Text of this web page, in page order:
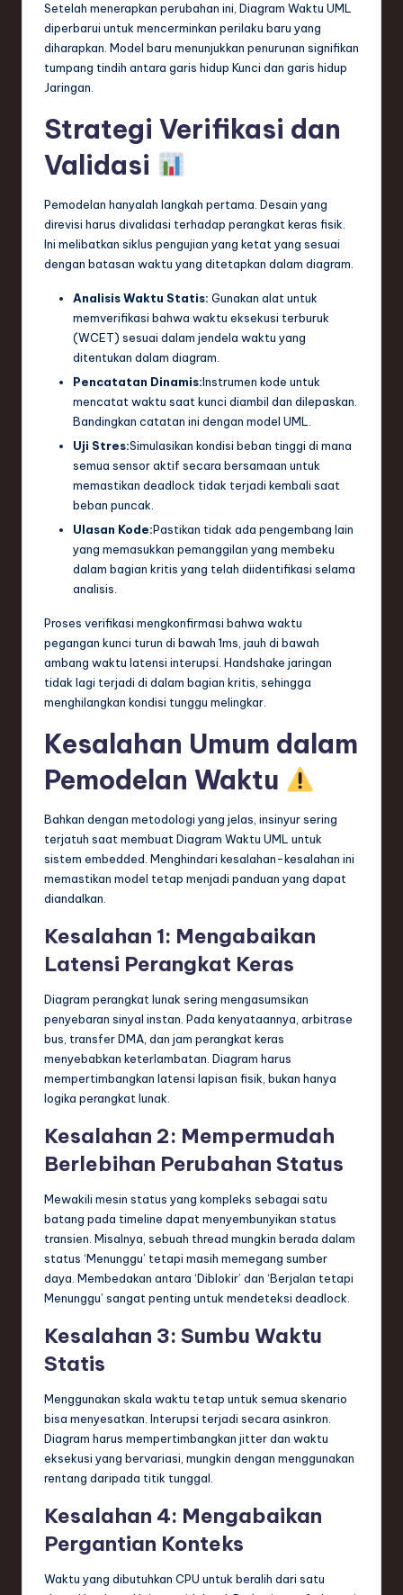
Setelah menerapkan perubahan ini, Diagram Waktu UML
diperbarui untuk mencerminkan perilaku baru yang
diharapkan. Model baru menunjukkan penurunan signifikan
tumpang tindih antara garis hidup Kunci dan garis hidup
Jaringan.
Strategi Verifikasi dan
Validasi
Pemodelan hanyalah langkah pertama. Desain yang
direvisi harus divalidasi terhadap perangkat keras fisik.
Ini melibatkan siklus pengujian yang ketat yang sesuai
dengan batasan waktu yang ditetapkan dalam diagram.
Analisis Waktu Statis: Gunakan alat untuk
memverifikasi bahwa waktu eksekusi terburuk
(WCET) sesuai dalam jendela waktu yang
ditentukan dalam diagram.
Pencatatan Dinamis:Instrumen kode untuk
mencatat waktu saat kunci diambil dan dilepaskan.
Bandingkan catatan ini dengan model UML.
Uji Stres:Simulasikan kondisi beban tinggi di mana
semua sensor aktif secara bersamaan untuk
memastikan deadlock tidak terjadi kembali saat
beban puncak.
Ulasan Kode:Pastikan tidak ada pengembang lain
yang memasukkan pemanggilan yang membeku
dalam bagian kritis yang telah diidentifikasi selama
analisis.
Proses verifikasi mengkonfirmasi bahwa waktu
pegangan kunci turun di bawah 1ms, jauh di bawah
ambang waktu latensi interupsi. Handshake jaringan
tidak lagi terjadi di dalam bagian kritis, sehingga
menghilangkan kondisi tunggu melingkar.
Kesalahan Umum dalam
Pemodelan Waktu
Bahkan dengan metodologi yang jelas, insinyur sering
terjatuh saat membuat Diagram Waktu UML untuk
sistem embedded. Menghindari kesalahan-kesalahan ini
memastikan model tetap menjadi panduan yang dapat
diandalkan.
Kesalahan 1: Mengabaikan
Latensi Perangkat Keras
Diagram perangkat lunak sering mengasumsikan
penyebaran sinyal instan. Pada kenyataannya, arbitrase
bus, transfer DMA, dan jam perangkat keras
menyebabkan keterlambatan. Diagram harus
mempertimbangkan latensi lapisan fisik, bukan hanya
logika perangkat lunak.
Kesalahan 2: Mempermudah
Berlebihan Perubahan Status
Mewakili mesin status yang kompleks sebagai satu
batang pada timeline dapat menyembunyikan status
transien. Misalnya, sebuah thread mungkin berada dalam
status ‘Menunggu’ tetapi masih memegang sumber
daya. Membedakan antara ‘Diblokir’ dan ‘Berjalan tetapi
Menunggu’ sangat penting untuk mendeteksi deadlock.
Kesalahan 3: Sumbu Waktu
Statis
Menggunakan skala waktu tetap untuk semua skenario
bisa menyesatkan. Interupsi terjadi secara asinkron.
Diagram harus mempertimbangkan jitter dan waktu
eksekusi yang bervariasi, mungkin dengan menggunakan
rentang daripada titik tunggal.
Kesalahan 4: Mengabaikan
Pergantian Konteks
Waktu yang dibutuhkan CPU untuk beralih dari satu